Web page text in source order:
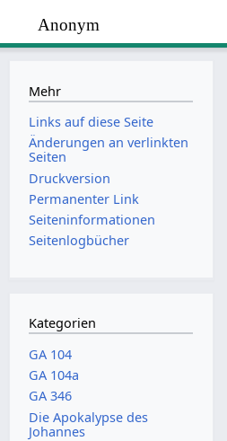
Anonym
Mehr
Links auf diese Seite
Änderungen an verlinkten
Seiten
Druckversion
Permanenter Link
Seiten­­informationen
Seitenlogbücher
Kategorien
GA 104
GA 104a
GA 346
Die Apokalypse des
Johannes